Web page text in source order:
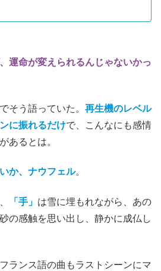
運命が変えられるんじゃないかっ
そう語っていた。 再生機のレベル
に振れるだけで、こんなにも感情
あるとは。
か、ナウフェル。
「手」 は雪に埋もれながら、あの
の感触を思い出し、静かに成仏し
ランス語の曲もラストシーンにマ